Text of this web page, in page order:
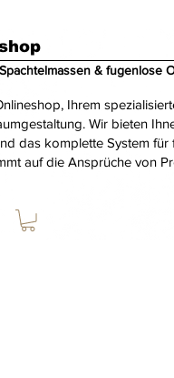
& fugenlose
Ihrem
Wir bieten
das komplette System für
auf die Ansprüche von